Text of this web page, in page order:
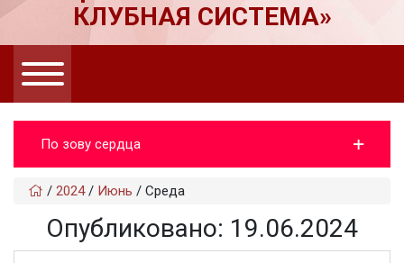
КЛУБНАЯ СИСТЕМА»
По зову сердца
/ 2024/ Июнь / Среда
Опубликовано: 19.06.2024